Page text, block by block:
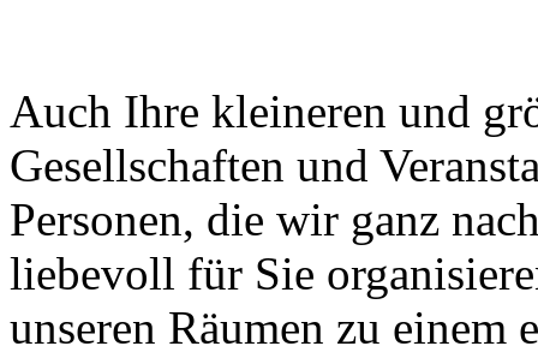
Auch Ihre kleineren und
Gesellschaften und
Personen, die wir ganz
liebevoll für Sie
unseren Räumen zu einem